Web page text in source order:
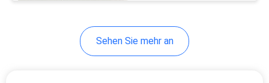
Kegel-Gummipuffer
Sehen Sie mehr an